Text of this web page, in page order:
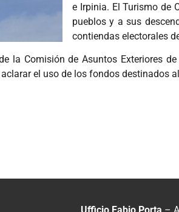
e Irpinia. El Turismo de
pueblos y a sus
contiendas electorales
la Comisión de Asuntos Exteriores
el uso de los fondos destinados